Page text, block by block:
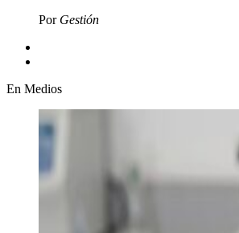
Por Gestión
En Medios